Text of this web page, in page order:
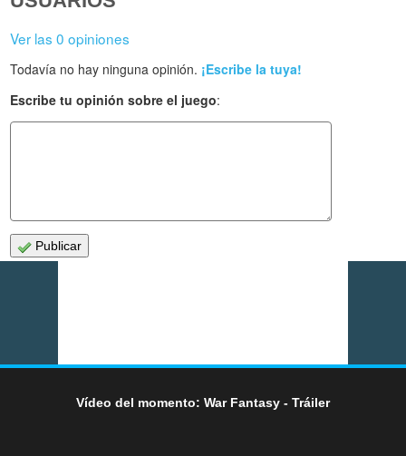
Ver las 0 opiniones
Todavía no hay ninguna opinión. ¡Escribe la tuya!
Escribe tu opinión sobre el juego:
Publicar
Vídeo del momento: War Fantasy - Tráiler